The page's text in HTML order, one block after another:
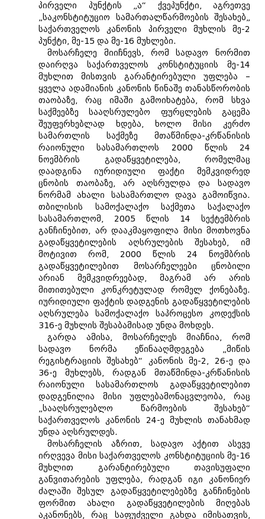
პირველი პუნქტის „ა“ ქვეპუნქტი, აგრეთვე
„საკონსტიტუციო სამართალწარმოების შესახებ„
საქართველოს კანონის პირველი მუხლის მე-2
პუნქტი, მე-15 და მე-16 მუხლები.
მოსარჩელე მიიჩნევს, რომ სადავო ნორმით
დაირღვა საქართველოს კონსტიტუციის მე-14
მუხლით მისთვის გარანტირებული უფლება –
ყველა ადამიანის კანონის წინაშე თანასწორობის
თაობაზე, რაც იმაში გამოიხატება, რომ სხვა
საქმეებზე სააღსრულებო ფურცლების გაცემა
შეუფერხებლად ხდება, ხოლო მისი კერძო
სამართლის საქმეზე მთაწმინდა-კრწანისის
რაიონული სასამართლოს 2000 წლის 24
ნოემბრის გადაწყვეტილება, რომელმაც
დაადგინა იურიდიული ფაქტი მემკვიდრედ
ცნობის თაობაზე, არ აღსრულდა და სადავო
ნორმამ ახალი სასამართლო დავა გამოიწვია.
თბილისის სამოქალაქო საქმეთა საქალაქო
სასამართლომ, 2005 წლის 14 სექტემბრის
განჩინებით, არ დააკმაყოფილა მისი მოთხოვნა
გადაწყვეტილების აღსრულების შესახებ, იმ
მოტივით რომ, 2000 წლის 24 ნოემბრის
გადაწყვეტილებით მოსარჩელეები ცნობილი
არიან მემკვიდრეებად, მაგრამ არ არის
მითითებული კონკრეტულად რომელ ქონებაზე.
იურიდიული ფაქტის დადგენის გადაწყვეტილების
აღსრულება სამოქალაქო საპროცესო კოდექსის
316-ე მუხლის შესაბამისად უნდა მოხდეს.
გარდა ამისა, მოსარჩელეს მიაჩნია, რომ
სადავო ნორმა ეწინააღმდეგება „მიწის
რეგისტრაციის შესახებ“ კანონის მე-2, 26-ე და
36-ე მუხლებს, რადგან მთაწმინდა-კრწანისის
რაიონული სასამართლოს გადაწყვეტილებით
დადგენილია მისი უფლებამონაცვლეობა, რაც
„სააღსრულებლო წარმოების შესახებ“
საქართველოს კანონის 24-ე მუხლის თანახმად
უნდა აღსრულდეს.
მოსარჩელის აზრით, სადავო აქტით ასევე
ირღვევა მისი საქართველოს კონსტიტუციის მე-16
მუხლით გარანტირებული თავისუფალი
განვითარების უფლება, რადგან იგი კანონიერ
ძალაში შესულ გადაწყვეტილებებზე განჩინების
ფორმით ახალი გადაწყვეტილების მიღებას
აკანონებს, რაც საფუძველი გახდა იმისათვის,